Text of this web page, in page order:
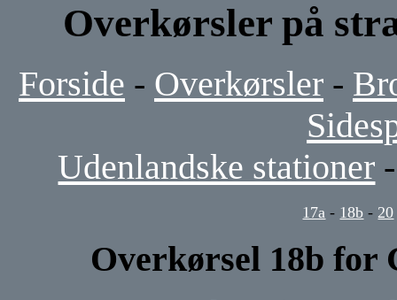
Overkørsler på
Forside - Overkørsler -
Udenlandske stationer
17a - 18b - 20
Overkørsel 18b for